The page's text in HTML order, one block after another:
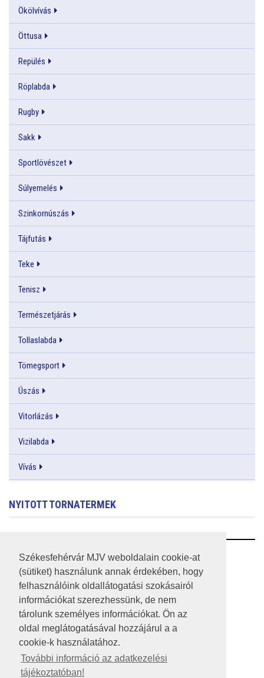
Székesfehérvár MJV weboldalain cookie-at
(sütiket) használunk annak érdekében, hogy
felhasználóink oldallátogatási szokásairól
információkat szerezhessünk, de nem
tárolunk személyes információkat. Ön az
oldal meglátogatásával hozzájárul a a
cookie-k használatához.
További információ az adatkezelési
tájékoztatóban!
Ökölvívás
Öttusa
Repülés
Röplabda
Rugby
Sakk
Sportlövészet
Súlyemelés
Szinkornúszás
Tájfutás
Teke
Tenisz
Természetjárás
Tollaslabda
Tömegsport
Úszás
Vitorlázás
Vizilabda
Vívás
NYITOTT TORNATERMEK
RSS
A HONLAP 2017.03.31-I ÁLLAPOTA
JOGI NYILATKOZAT
IMPRESSZUM
KÖZÉRDEKŰ ADATOK